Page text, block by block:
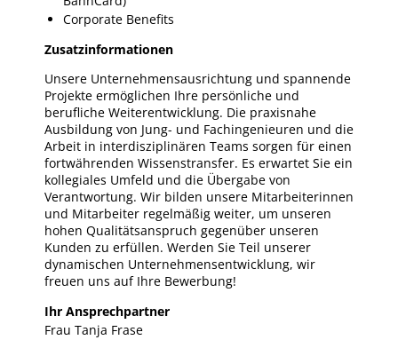
Corporate Benefits
Zusatzinformationen
Unsere Unternehmensausrichtung und spannende
Projekte ermöglichen Ihre persönliche und
berufliche Weiterentwicklung. Die praxisnahe
Ausbildung von Jung- und Fachingenieuren und die
Arbeit in interdisziplinären Teams sorgen für einen
fortwährenden Wissenstransfer. Es erwartet Sie ein
kollegiales Umfeld und die Übergabe von
Verantwortung. Wir bilden unsere Mitarbeiterinnen
und Mitarbeiter regelmäßig weiter, um unseren
hohen Qualitätsanspruch gegenüber unseren
Kunden zu erfüllen. Werden Sie Teil unserer
dynamischen Unternehmensentwicklung, wir
freuen uns auf Ihre Bewerbung!
Ihr Ansprechpartner
Frau Tanja Frase